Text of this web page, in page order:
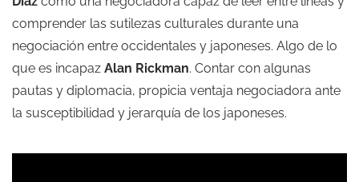
comprender las sutilezas culturales durante una
negociación entre occidentales y japoneses. Algo de lo
que es incapaz Alan Rickman. Contar con algunas
pautas y diplomacia, propicia ventaja negociadora ante
la susceptibilidad y jerarquía de los japoneses.